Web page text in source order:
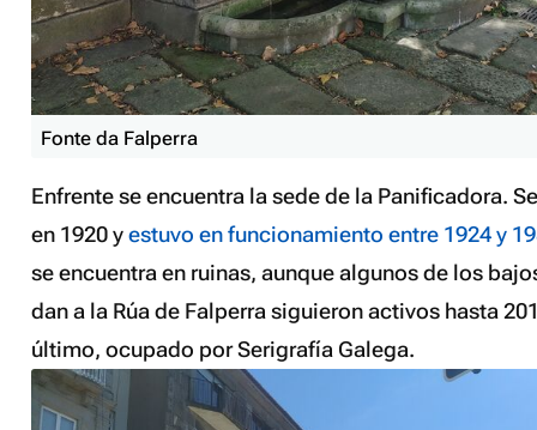
Fonte da Falperra
Enfrente se encuentra la sede de la Panificadora.
en 1920 yestuvo en funcionamiento entre 1924 y
se encuentra en ruinas, aunque algunos de los
dan a la Rúa de Falperra siguieron activos hasta
último, ocupado por Serigrafía Galega.